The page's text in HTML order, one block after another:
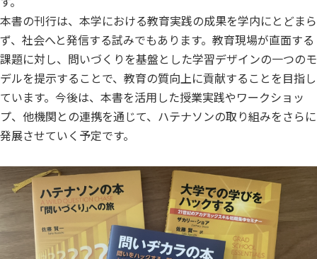
本書の刊行は、本学における教育実践の成果を学内にとどまら
ず、社会へと発信する試みでもあります。教育現場が直面する
課題に対し、問いづくりを基盤とした学習デザインの一つのモ
デルを提示することで、教育の質向上に貢献することを目指し
ています。今後は、本書を活用した授業実践やワークショッ
プ、他機関との連携を通じて、ハテナソンの取り組みをさらに
発展させていく予定です。